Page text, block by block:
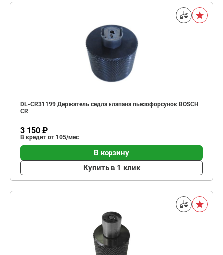
DL-CR31199 Держатель седла клапана пьезофорсунок BOSCH
СR
3 150 ₽
В кредит от 105/мес
В корзину
Купить в 1 клик